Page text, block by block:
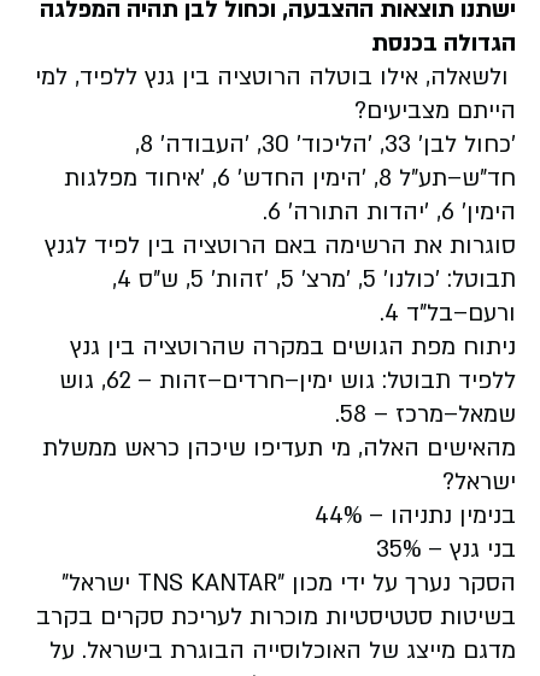
ישתנו תוצאות ההצבעה, וכחול לבן תהיה המפלגה
הגדולה בכנסת
ולשאלה, אילו בוטלה הרוטציה בין גנץ ללפיד, למי
הייתם מצביעים?
'כחול לבן' 33, 'הליכוד' 30, 'העבודה' 8,
חד"ש–תע"ל 8, 'הימין החדש' 6, 'איחוד מפלגות
הימין' 6, 'יהדות התורה' 6.
סוגרות את הרשימה באם הרוטציה בין לפיד לגנץ
תבוטל: 'כולנו' 5, 'מרצ' 5, 'זהות' 5, ש"ס 4,
ורעם–בל"ד 4.
ניתוח מפת הגושים במקרה שהרוטציה בין גנץ
ללפיד תבוטל: גוש ימין–חרדים–זהות – 62, גוש
שמאל–מרכז – 58.
מהאישים האלה, מי תעדיפו שיכהן כראש ממשלת
ישראל?
בנימין נתניהו – 44%
בני גנץ – 35%
הסקר נערך על ידי מכון "TNS KANTAR ישראל"
בשיטות סטטיסטיות מוכרות לעריכת סקרים בקרב
מדגם מייצג של האוכלוסייה הבוגרת בישראל. על